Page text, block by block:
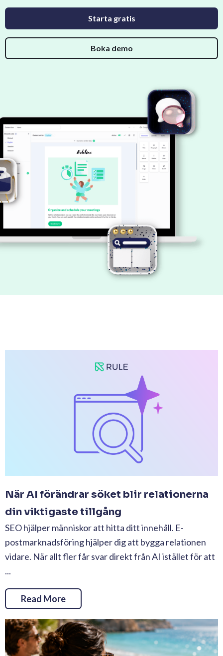
Starta gratis
Boka demo
När AI förändrar söket blir relationerna
din viktigaste tillgång
SEO hjälper människor att hitta ditt innehåll. E-
postmarknadsföring hjälper dig att bygga relationen
vidare. När allt fler får svar direkt från AI istället för att
...
Read More